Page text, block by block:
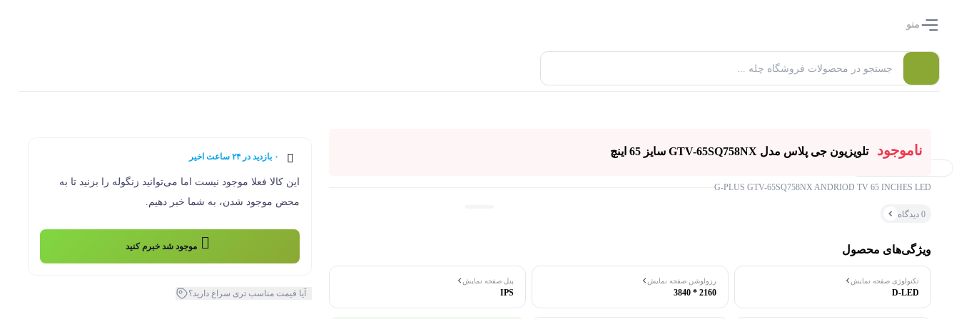
منو
ناموجود تلویزیون جی پلاس مدل GTV-65SQ758NX سایز 65 اینچ
G-PLUS GTV-65SQ758NX ANDRIOD TV 65 INCHES LED
0 دیدگاه
ویژگی‌های محصول
تکنولوژی صفحه نمایش
D-LED
رزولوشن صفحه نمایش
2160 * 3840
پنل صفحه نمایش
IPS
۰ بازدید در ۲۴ ساعت اخیر
این کالا فعلا موجود نیست اما می‌توانید زنگوله را بزنید تا به
محض موجود شدن، به شما خبر دهیم.
موجود شد خبرم کنید
آیا قیمت مناسب تری سراغ دارید؟